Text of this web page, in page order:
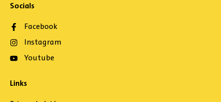
Socials
Facebook
Instagram
Youtube
Links